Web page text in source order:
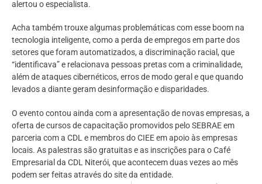
alertou o especialista.
Acha também trouxe algumas problemáticas com esse boom na
tecnologia inteligente, como a perda de empregos em parte dos
setores que foram automatizados, a discriminação racial, que
“identificava” e relacionava pessoas pretas com a criminalidade,
além de ataques cibernéticos, erros de modo geral e que quando
levados a diante geram desinformação e disparidades.
O evento contou ainda com a apresentação de novas empresas, a
oferta de cursos de capacitação promovidos pelo SEBRAE em
parceria com a CDL e membros do CIEE em apoio às empresas
locais. As palestras são gratuitas e as inscrições para o Café
Empresarial da CDL Niterói, que acontecem duas vezes ao mês
podem ser feitas através do site da entidade.